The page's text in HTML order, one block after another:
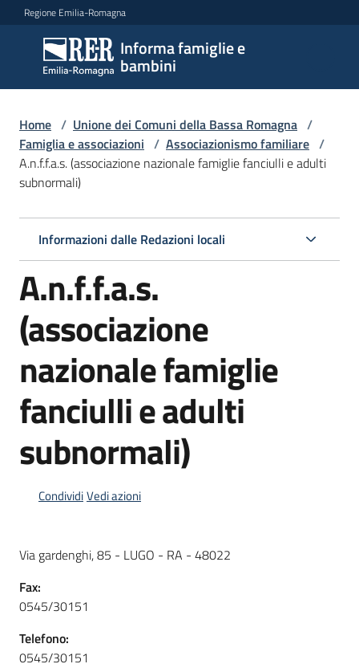
Vai al contenuto
Vai alla navigazione
Vai al footer
Regione Emilia-Romagna
Informa famiglie e
bambini
Informa
famiglie
e
bambini
Argomenti
Servizi
Centri
per
le
famiglie
Informazioni
Newsletter
Home / Unione dei Comuni della Bassa Romagna /
Famiglia e associazioni / Associazionismo familiare /
A.n.f.f.a.s. (associazione nazionale famiglie fanciulli e adulti
subnormali)
Informazioni dalle Redazioni locali
A.n.f.f.a.s.
(associazione
nazionale famiglie
fanciulli e adulti
subnormali)
CondividiVedi azioni
Via gardenghi, 85 - LUGO - RA - 48022
Fax:
0545/30151
Telefono:
0545/30151